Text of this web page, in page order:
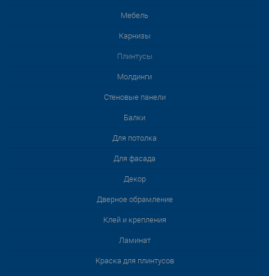
Мебель
Карнизы
Плинтусы
Молдинги
Стеновые панели
Балки
Для потолка
Для фасада
Декор
Дверное обрамление
Клей и крепления
Ламинат
Краска для плинтусов